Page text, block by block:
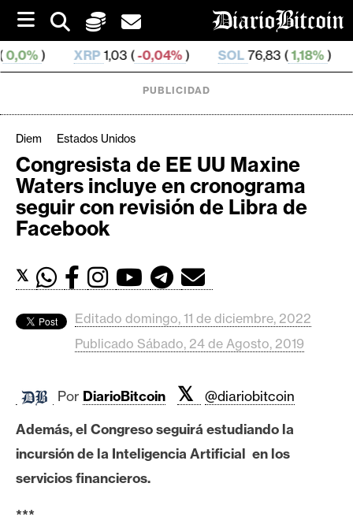
i
p
t
o
XRP1,03 ( -0,04%) SOL76,83 (1,18%) TRX
C
r
i
p
o
M
e
r
d
s
B
PUBLICIDAD
Diem Estados Unidos
Congresista de EE UU Maxine
Waters incluye en cronograma
seguir con revisión de Libra de
Facebook
𝕏
Editado domingo, 11 de diciembre, 2022
Publicado Sábado, 24 de Agosto, 2019
Por DiarioBitcoin 𝕏
@diariobitcoin
Además, el Congreso seguirá estudiando la
incursión de la Inteligencia Artificial en los
servicios financieros.
***